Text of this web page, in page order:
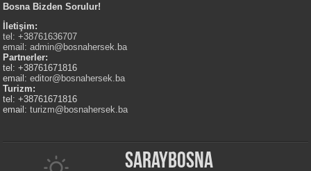
Bosna Bizden Sorulur!
İletişim:
tel: +38761636707
email:admin@bosnahersek.ba
Partnerler:
tel: +38761671816
email:editor@bosnahersek.ba
Turizm:
tel: +38761671816
email:turizm@bosnahersek.ba
Saraybosna